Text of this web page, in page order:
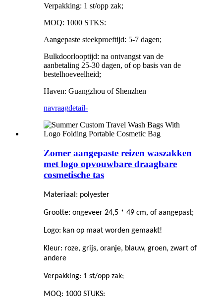
Verpakking: 1 st/opp zak;
MOQ: 1000 STKS:
Aangepaste steekproeftijd: 5-7 dagen;
Bulkdoorlooptijd: na ontvangst van de
aanbetaling 25-30 dagen, of op basis van de
bestelhoeveelheid;
Haven: Guangzhou of Shenzhen
navraagdetail-
Zomer aangepaste reizen waszakken
met logo opvouwbare draagbare
cosmetische tas
Materiaal: polyester
Grootte: ongeveer 24,5 * 49 cm, of aangepast;
Logo: kan op maat worden gemaakt!
Kleur: roze, grijs, oranje, blauw, groen, zwart of
andere
Verpakking: 1 st/opp zak;
MOQ: 1000 STUKS: